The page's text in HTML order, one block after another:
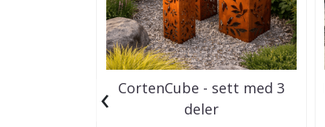
CortenCube - sett med 3
deler
‹